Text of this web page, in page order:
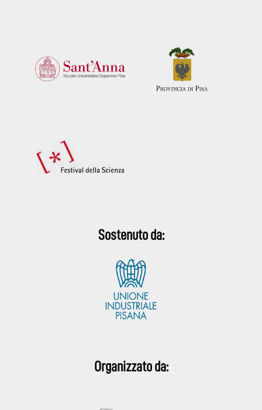
Sostenuto da:
Organizzato da: